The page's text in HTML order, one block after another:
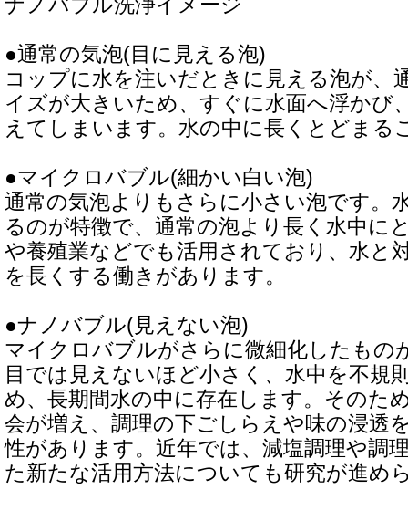
ナノバブル洗浄イメージ
●通常の気泡(目に見える泡)
コップに水を注いだときに見える泡が、
イズが大きいため、すぐに水面へ浮かび
えてしまいます。水の中に長くとどまる
●マイクロバブル(細かい白い泡)
通常の気泡よりもさらに小さい泡です。
るのが特徴で、通常の泡より長く水中に
や養殖業などでも活用されており、水と
を長くする働きがあります。
●ナノバブル(見えない泡)
マイクロバブルがさらに微細化したもの
目では見えないほど小さく、水中を不規
め、長期間水の中に存在します。そのた
会が増え、調理の下ごしらえや味の浸透
性があります。近年では、減塩調理や調
た新たな活用方法についても研究が進め